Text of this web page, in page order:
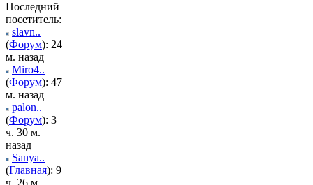
Последний
посетитель:
slavn..
(Форум): 24
м. назад
Miro4..
(Форум): 47
м. назад
palon..
(Форум): 3
ч. 30 м.
назад
Sanya..
(Главная): 9
ч. 26 м.